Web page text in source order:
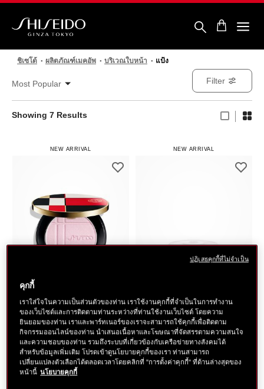
ข้าม
เซ
โด้ชิเซโด้ ผลิตภัณฑ์เมคอัพ บริเวณใบหน้า แป้ง
Most Popular
Showing 7 Results
Filter
NEW ARRIVAL
SHISEIDO MAKEUP
Color + Glow Enhancer
9 เฉด
NEW ARRIVAL
SHISEIDO MAKEUP
REVITALESSENCE
Loose Setting Powder
3 เฉด
คุกกี้
เราใส่ใจในความเป็นส่วนตัวของท่าน เราใช้งานคุกกี้ที่จำเป็นในการทำงาน
ของเว็บไซต์และการติดตามท่านระหว่างที่ท่านใช้งานเว็บไซต์ โดยความ
ยินยอมของท่าน เราและพาร์ทเนอร์ของเราจะสามารถใช้คุกกี้เพื่อติดตาม
กิจกรรมออนไลน์ของท่าน นำเสนอเนื้อหาและโฆษณาที่จัดสรรตามความสนใจ
และความชอบของท่าน รวมถึงระบบที่เกี่ยวข้องกับเครือข่ายทางสังคมได้
สำหรับข้อมูลเพิ่มเติม โปรดเข้าดูนโยบายคุกกี้ของเรา ท่านสามารถ
เปลี่ยนแปลงตัวเลือกได้ตลอดเวลาโดยคลิกที่ "การตั้งค่าคุกกี้" ที่ด้านล่างสุดของ
หน้านี้ นโยบายคุกกี้
ปฏิเสธคุกกี้ที่ไม่จำเป็น